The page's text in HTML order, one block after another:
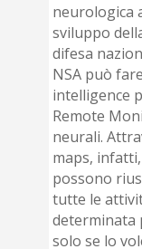
neurologica
sviluppo
difesa
NSA può
intelligence
Remote
neurali.
maps,
possono
tutte le
determinata
solo se lo